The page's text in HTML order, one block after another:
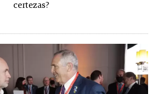
certezas?